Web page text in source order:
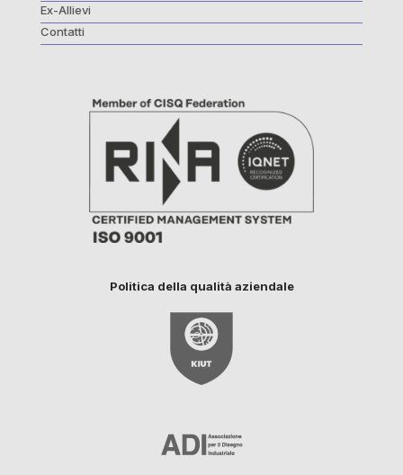
Ex-Allievi
Contatti
Politica della qualità aziendale